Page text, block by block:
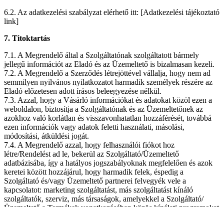
6.2. Az adatkezelési szabályzat elérhető itt: [Adatkezelési tájékoztató
link]
7. Titoktartás
7.1. A Megrendelő által a Szolgáltatónak szolgáltatott bármely
jellegű információt az Eladó és az Üzemeltető is bizalmasan kezeli.
7.2. A Megrendelő a Szerződés létrejöttével vállalja, hogy nem ad
semmilyen nyilvános nyilatkozatot harmadik személyek részére az
Eladó előzetesen adott írásos beleegyezése nélkül.
7.3. Azzal, hogy a Vásárló információkat és adatokat közöl ezen a
weboldalon, biztosítja a Szolgáltatónak és az Üzemeltetőnek az
azokhoz való korlátlan és visszavonhatatlan hozzáférését, továbbá
ezen információk vagy adatok feletti használati, másolási,
módosítási, átküldési jogát.
7.4. A Megrendelő azzal, hogy felhasználói fiókot hoz
létre/Rendelést ad le, bekerül az Szolgáltató/Üzemeltető
adatbázisába, így a hatályos jogszabályoknak megfelelően és azok
keretei között hozzájárul, hogy harmadik felek, éspedig a
Szolgáltató és/vagy Üzemeltető partnerei felvegyék vele a
kapcsolatot: marketing szolgáltatást, más szolgáltatást kínáló
szolgáltatók, szerviz, más társaságok, amelyekkel a Szolgáltató/